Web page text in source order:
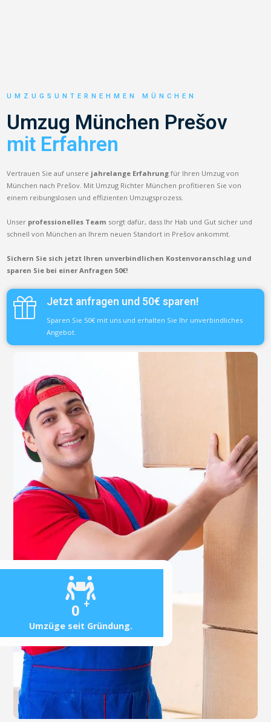
0 +
Umzüge seit Gründung.
UMZUGSUNTERNEHMEN MÜNCHEN
Umzug München Prešov
mit Erfahren
Vertrauen Sie auf unsere jahrelange Erfahrung für Ihren Umzug von
München nach Prešov. Mit Umzug Richter München profitieren Sie von
einem reibungslosen und effizienten Umzugsprozess.
Unser professionelles Team sorgt dafür, dass Ihr Hab und Gut sicher und
schnell von München an Ihrem neuen Standort in Prešov ankommt.
Sichern Sie sich jetzt Ihren unverbindlichen Kostenvoranschlag und
sparen Sie bei einer Anfragen 50€!
Jetzt anfragen und 50€ sparen!
Sparen Sie 50€ mit uns und erhalten Sie Ihr unverbindliches
Angebot.